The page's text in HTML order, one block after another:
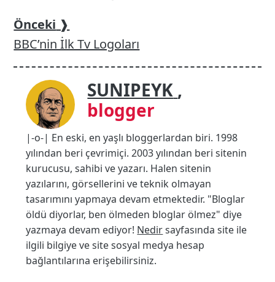
Önceki ❱
BBC’nin İlk Tv Logoları
SUNIPEYK ,
blogger
|-o-| En eski, en yaşlı bloggerlardan biri. 1998
yılından beri çevrimiçi. 2003 yılından beri sitenin
kurucusu, sahibi ve yazarı. Halen sitenin
yazılarını, görsellerini ve teknik olmayan
tasarımını yapmaya devam etmektedir. "Bloglar
öldü diyorlar, ben ölmeden bloglar ölmez" diye
yazmaya devam ediyor! Nedirsayfasında site ile
ilgili bilgiye ve site sosyal medya hesap
bağlantılarına erişebilirsiniz.